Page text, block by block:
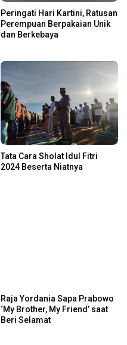
Peringati Hari Kartini, Ratusan
Perempuan Berpakaian Unik
dan Berkebaya
Tata Cara Sholat Idul Fitri
2024 Beserta Niatnya
Raja Yordania Sapa Prabowo
‘My Brother, My Friend’ saat
Beri Selamat